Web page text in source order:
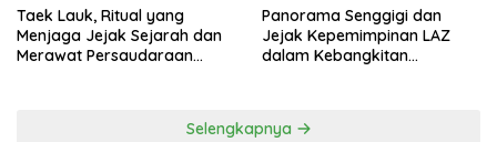
Taek Lauk, Ritual yang
Menjaga Jejak Sejarah dan
Merawat Persaudaraan
Panorama Senggigi dan
Jejak Kepemimpinan LAZ
dalam Kebangkitan
Selengkapnya